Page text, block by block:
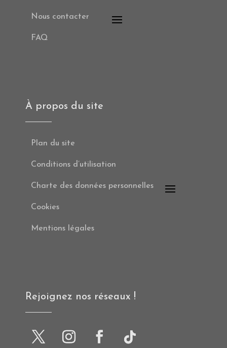
Nous contacter
FAQ
À propos du site
Plan du site
Conditions d’utilisation
Charte des données personnelles
Cookies
Mentions légales
Rejoignez nos réseaux !